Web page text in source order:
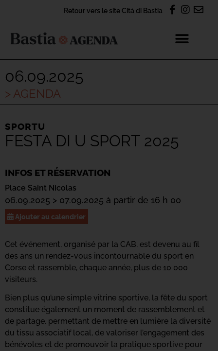
Retour vers le site Cità di Bastia
06.09.2025
> AGENDA
SPORTU
FESTA DI U SPORT 2025
INFOS ET RÉSERVATION
Place Saint Nicolas
06.09.2025 > 07.09.2025 à partir de 16 h 00
Ajouter au calendrier
Cet événement, organisé par la CAB, est devenu au fil
des ans un rendez-vous incontournable du sport en
Corse et rassemble, chaque année, plus de 10 000
visiteurs.
Bien plus qu’une simple vitrine sportive, la fête du sport
constitue également un moment de rassemblement et
de partage, permettant de mettre en lumière la diversité
du tissu associatif local, de valoriser l’engagement des
bénévoles et de promouvoir la pratique sportive pour